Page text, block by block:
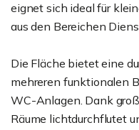
eignet sich ideal für
aus den Bereichen
Die Fläche bietet eine
mehreren funktionalen
WC-Anlagen. Dank
Räume lichtdurchflutet